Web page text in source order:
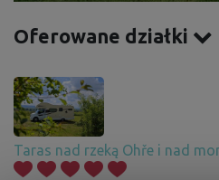
Oferowane działki
Taras nad rzeką Ohře i nad